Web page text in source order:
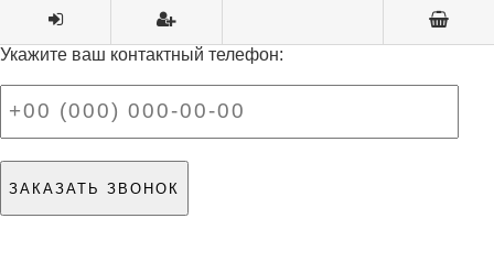
Укажите ваш контактный телефон: